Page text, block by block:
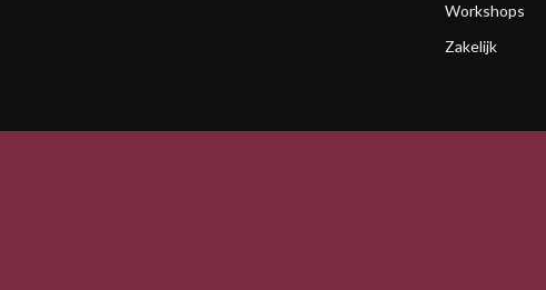
Workshops
Zakelijk